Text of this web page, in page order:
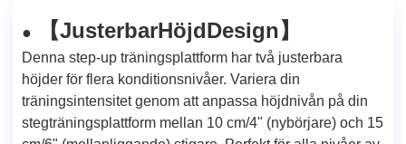
● 【JusterbarHöjdDesign】
Denna step-up träningsplattform har två justerbara
höjder för flera konditionsnivåer. Variera din
träningsintensitet genom att anpassa höjdnivån på din
stegträningsplattform mellan 10 cm/4" (nybörjare) och 15